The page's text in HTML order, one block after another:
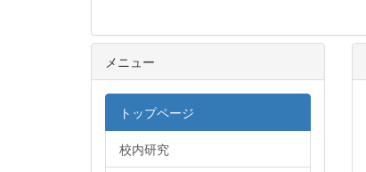
メニュー
トップページ
校内研究